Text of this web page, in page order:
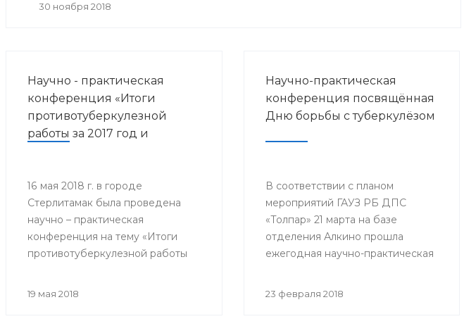
30 ноября 2018
Научно - практическая
конференция «Итоги
противотуберкулезной
работы за 2017 год и
противотуберкулезной
помощи населению
Республики Башкортостан»
16 мая 2018 г. в городе
Стерлитамак была проведена
научно – практическая
конференция на тему «Итоги
противотуберкулезной работы
19 мая 2018
Научно-практическая
конференция посвящённая
Дню борьбы с туберкулёзом
В соответствии с планом
мероприятий ГАУЗ РБ ДПС
«Толпар» 21 марта на базе
отделения Алкино прошла
ежегодная научно-практическая
Всемирному дню борьбы с
23 февраля 2018